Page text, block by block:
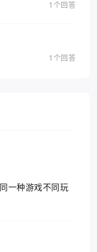
1个回答
1个回答
一种游戏不同玩